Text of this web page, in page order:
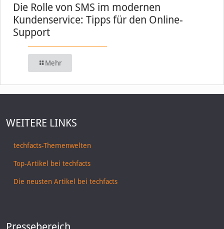
Die Rolle von SMS im modernen
Kundenservice: Tipps für den Online-
Support
Mehr
WEITERE LINKS
techfacts-Themenwelten
Top-Artikel bei techfacts
Die neusten Artikel bei techfacts
Pressebereich